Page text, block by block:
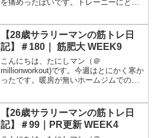
を痛めったぽいです。トレーニーにとっ
年くらい戦闘不能になる気がするので、
一旦様子を見よう...
【28歳サラリーマンの筋トレ日
記】＃180｜ 筋肥大 WEEK9
こんにちは、たにしマン（＠
millionworkout)です。今週はとにかく寒か
ったです。暖房が無いホームジムでのト
るせいか、筋肉を使い切る感覚は得づら
いですね。週5で...
【26歳サラリーマンの筋トレ日
記】＃99｜PR更新 WEEK4